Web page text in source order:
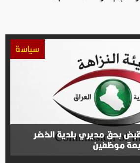
سياسة
قبض بحق مديري بلدية الخضر
موظفين